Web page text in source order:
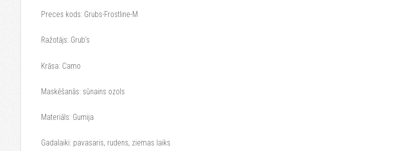
Preces kods: Grubs-Frostline-M
Ražotājs: Grub’s
Krāsa: Camo
Maskēšanās: sūnains ozols
Materiāls: Gumija
Gadalaiki: pavasaris, rudens, ziemas laiks